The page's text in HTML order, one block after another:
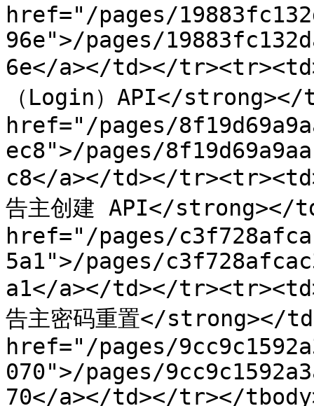
href="/pages/
96e">/pages/
6e</a></td></
（Login）API</
href="/pages/
ec8">/pages/
c8</a></td></
告主创建 API</strong></
href="/pages/
5a1">/pages/
a1</a></td></
告主密码重置</strong></
href="/pages/
070">/pages/
70</a></td></tr></